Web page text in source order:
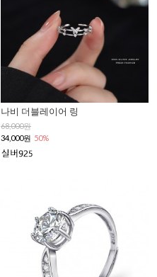
나비 더블레이어 링
68,000원
34,000원 50%